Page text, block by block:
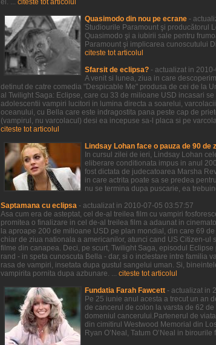
el. ... citeste tot articolul
Quasimodo din nou pe ecrane -
Studiourile Paramount şi producătorul
Quasimodo şi a iubirii sale pentru
Paramount şi implicarea cunoscutului
citeste tot articolul
Sfarsit de eclipsa? - actualizat in
A venit si lunea, ziua in care
detinut de catre comedia "Despicable Me" produsa de cei de la
al Twilight Saga: Eclipse, care cu 33 de milioane USD incasari
adolescentii vampiri lucitori in lumina directa a soarelui,
oceanului, cu Bella care este indragostita pana peste cap de
(vampirul, nu varcolacul) desi ea incepuse sa-l placa si pe
citeste tot articolul
Lindsay Lohan face o pauza de 90 de
In cursul zilei de ieri, Lindsay Lohan
eliberare conditionata impus in anul
fost dictata de judecatoarea Marsha
in care actrita poate sa se predea
nu se termina dupa puscarie, ea
Saptamana cu eclipsa - actualizat in 2010-07-05 03:57:57
Asa cum era de asteptat, cel de-al treilea film cu vampiri
promitea o finalizare in cel de-al treilea film a adaunat in
la aproape 200 de milioane USD pe plan mondial, din care 69
chiar de ziua nationala a americanilor, atunci cand US Citizen-
filme din canapea. Deci, pe scurt, Twilight Saga, episodul
rand - in speta cunoscuta Bella - dar, si o inclestare intre familia
rasa de vampiri, insetata dupa gustul sangelui uman. Si,
vampirita pornita dupa azbunare. ... citeste tot articolul
Fundatia Farah Fawcett - actualizat in
Pe 25 iunie anul acesta a trecut un an
de cancerul de colon la varsta de 62
domeniul cancerului.Partenerul de
din cimitirul Westwood Memorial din
Ryan O’Neal, Tatum O’Neal in